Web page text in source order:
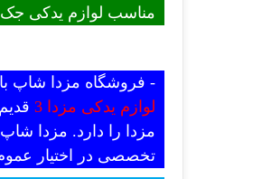
مناسب لوازم یدکی جک
- فروشگاه مزدا شاپ
لوازم یدکی مزدا 3
مزدا را دارد. مزدا
تخصصی در اختیار